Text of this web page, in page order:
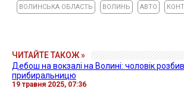
ВОЛИНСЬКА ОБЛАСТЬ ВОЛИНЬ АВТО
ЧИТАЙТЕ ТАКОЖ »
Дебош на вокзалі на Волині: чоловік розбив
прибиральницю
19 травня 2025, 07:36